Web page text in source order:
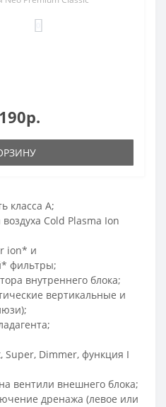
класса А;
Cold Plasma Ion
ion* и
фильтры;
внутреннего блока;
вертикальные и
Super, Dimmer, функция I
вентили внешнего блока;
дренажа (левое или